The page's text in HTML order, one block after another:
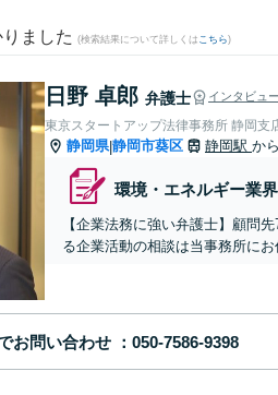
ました (検索結果について詳しくは こちら)
日野 卓郎 弁護士 インタビュ
東京スタートアップ法律事務所 静岡支
静岡県|静岡市葵区 静岡駅 か
環境・エネルギー業界
【企業法務に強い弁護士】顧問
る企業活動の相談は当事務所に
お問い合わせ